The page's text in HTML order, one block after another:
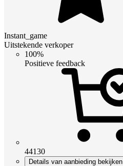
Instant_game
Uitstekende verkoper
100%
Positieve feedback
44130
Details van aanbieding bekijken